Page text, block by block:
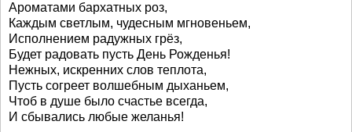
Ароматами бархатных роз,
Каждым светлым, чудесным мгновеньем,
Исполнением радужных грёз,
Будет радовать пусть День Рожденья!
Нежных, искренних слов теплота,
Пусть согреет волшебным дыханьем,
Чтоб в душе было счастье всегда,
И сбывались любые желанья!